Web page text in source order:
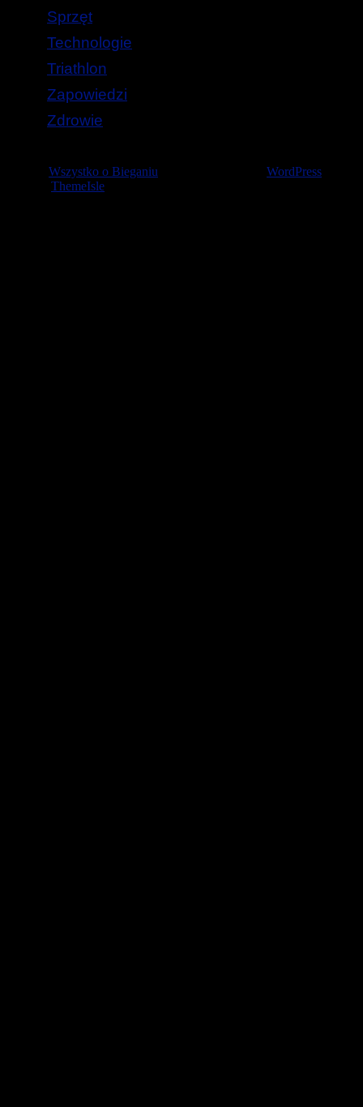
Sprzęt
Technologie
Triathlon
Zapowiedzi
Zdrowie
Wszystko o Bieganiu
WordPress
ThemeIsle